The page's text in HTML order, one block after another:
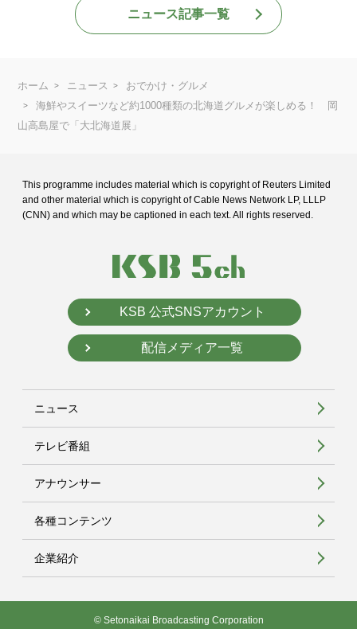
ニュース記事一覧
ホーム ニュース
おでかけ・グルメ
海鮮やスイーツなど約1000種類の北海道グルメが楽しめる！ 岡
山高島屋で「大北海道展」
This programme includes material which is copyright of Reuters Limited
and other material which is copyright of Cable News Network LP, LLLP
(CNN) and which may be captioned in each text. All rights reserved.
KSB 公式SNSアカウント
配信メディア一覧
ニュース
テレビ番組
アナウンサー
各種コンテンツ
企業紹介
© Setonaikai Broadcasting Corporation